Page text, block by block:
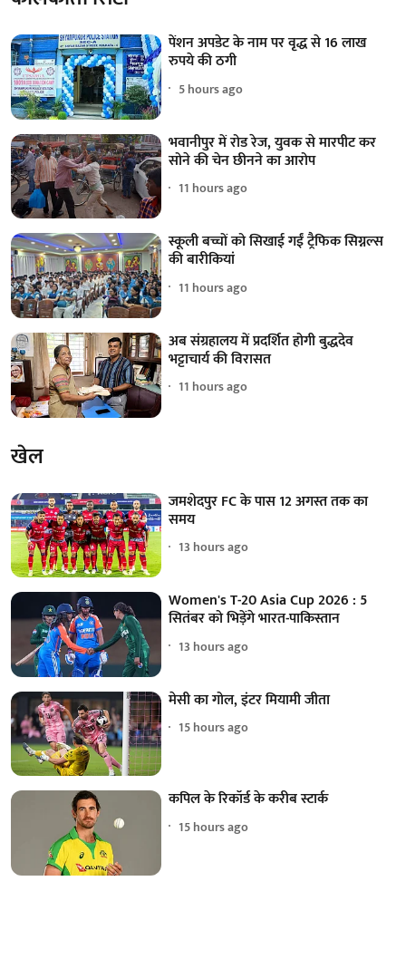
पेंशन अपडेट के नाम पर वृद्ध से 16 लाख
रुपये की ठगी
5 hours ago
भवानीपुर में रोड रेज, युवक से मारपीट कर
सोने की चेन छीनने का आरोप
11 hours ago
स्कूली बच्चों को सिखाई गईं ट्रैफिक सिग्नल्स
की बारीकियां
11 hours ago
अब संग्रहालय में प्रदर्शित होगी बुद्धदेव
भट्टाचार्य की विरासत
11 hours ago
खेल
जमशेदपुर FC के पास 12 अगस्त तक का
समय
13 hours ago
Women's T-20 Asia Cup 2026 : 5
सितंबर को भिड़ेंगे भारत-पाकिस्तान
13 hours ago
मेसी का गोल, इंटर मियामी जीता
15 hours ago
कपिल के रिकॉर्ड के करीब स्टार्क
15 hours ago